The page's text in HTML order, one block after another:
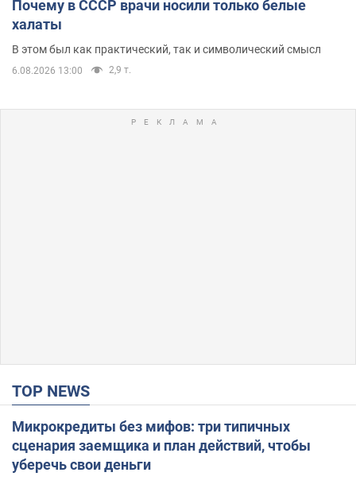
Почему в СССР врачи носили только белые
халаты
В этом был как практический, так и символический смысл
6.08.2026 13:00 2,9 т.
TOP NEWS
Микрокредиты без мифов: три типичных
сценария заемщика и план действий, чтобы
уберечь свои деньги